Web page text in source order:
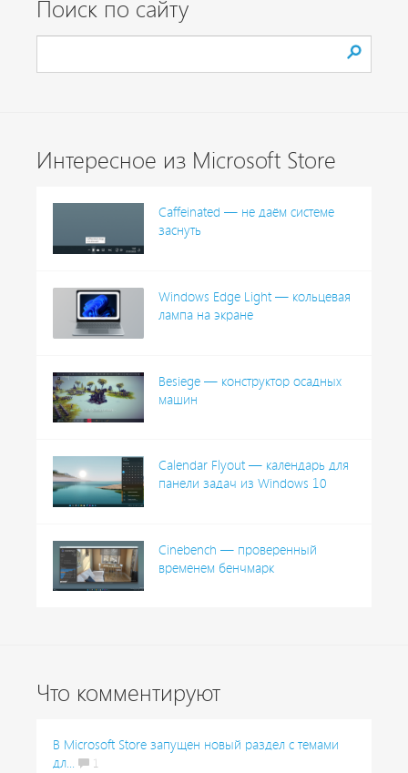
Поиск по сайту
Интересное из Microsoft Store
Caffeinated — не даём системе
заснуть
Windows Edge Light — кольцевая
лампа на экране
Besiege — конструктор осадных
машин
Calendar Flyout — календарь для
панели задач из Windows 10
Cinebench — проверенный
временем бенчмарк
Что комментируют
В Microsoft Store запущен новый раздел с темами
дл...
1